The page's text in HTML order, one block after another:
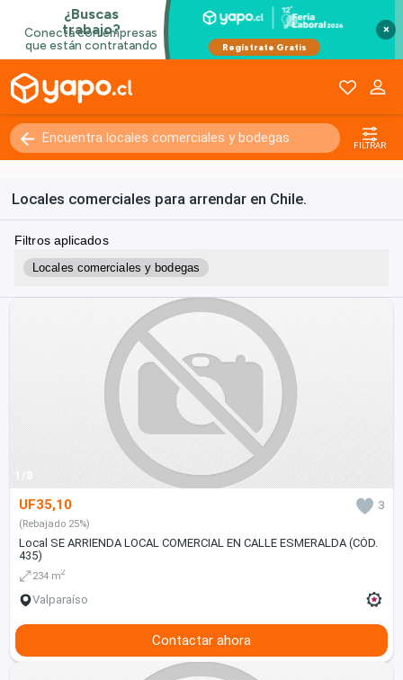
×
FILTRAR
Locales comerciales para arrendar en Chile.
Filtros aplicados
Locales comerciales y bodegas
1/8
UF35,10 3
(Rebajado 25%)
Local SE ARRIENDA LOCAL COMERCIAL EN CALLE ESMERALDA (CÓD.
435)
234 m2
Valparaíso
Contactar ahora